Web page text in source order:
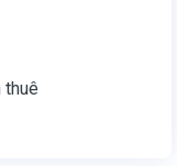
thuê